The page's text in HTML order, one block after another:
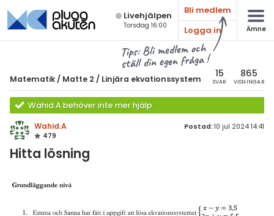
Live­hjälpen
Torsdag 16:00
Bli medlem
Logga in
Ämne
Tips: Bli medlem och
ställ din egen fråga !
Matematik / Matte 2 / Linjära ekvationssystem 15
SVAR
865
VISNINGAR
Wahid.A behöver inte mer hjälp
Wahid.A
479
Postad:10 jul 2024 14:41
Hitta lösning
Alla ämnen
Alla trådar
7
8
9
1
Matematik
Matte 2
Alla trådar
Linjära ekvationssystem
& Bygg